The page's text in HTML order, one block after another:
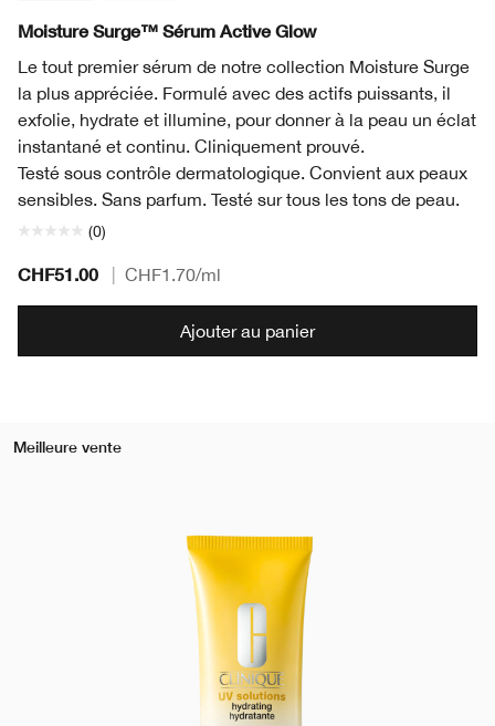
Moisture Surge™ Sérum Active Glow
Le tout premier sérum de notre collection Moisture Surge
la plus appréciée. Formulé avec des actifs puissants, il
exfolie, hydrate et illumine, pour donner à la peau un éclat
instantané et continu. Cliniquement prouvé.
Testé sous contrôle dermatologique. Convient aux peaux
sensibles. Sans parfum. Testé sur tous les tons de peau.
(0)
CHF51.00 CHF1.70/ml
Ajouter au panier
Meilleure vente